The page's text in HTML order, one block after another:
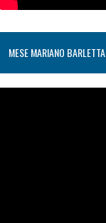
MESE MARIANO BARLETTA